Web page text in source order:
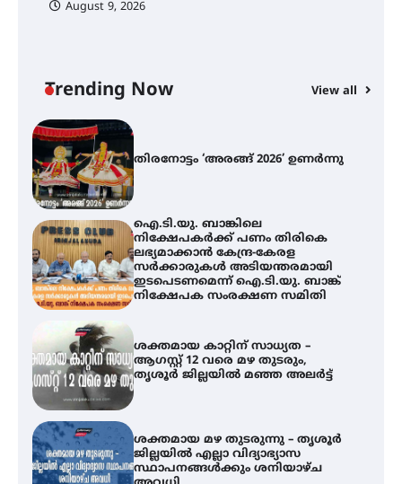
August 9, 2026
Trending Now View all
നിക്ഷേപകർക്ക് പണം തിരികെ
ലഭ്യമാക്കാൻ കേന്ദ്ര-കേരള
സർക്കാരുകൾ അടിയന്തരമായി
ഇടപെടണമെന്ന് ഐ.ടി.യു. ബാങ്ക്
നിക്ഷേപക സംരക്ഷണ സമിതി
ശക്തമായ കാറ്റിന് സാധ്യത –
ആഗസ്റ്റ് 12 വരെ മഴ തുടരും,
തൃശൂർ ജില്ലയിൽ മഞ്ഞ അലർട്ട്
ശക്തമായ മഴ തുടരുന്നു – തൃശൂർ
ജില്ലയിൽ എല്ലാ വിദ്യാഭ്യാസ
സ്ഥാപനങ്ങൾക്കും ശനിയാഴ്ച
അവധി
എം.ജി. യൂണിവേഴ്‌സിറ്റിയിൽ നിന്ന്
ഇംഗ്ളീഷ് സാഹിത്യത്തിൽ
ഡോക്ടറേറ്റ് നേടിയ എൻ. ആര്യ